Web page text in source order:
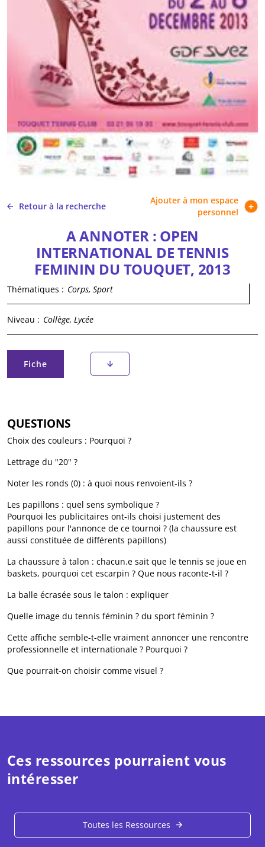
Retour à la recherche
Ajouter à mon espace
personnel
A ANNOTER : OPEN
INTERNATIONAL DE TENNIS
FEMININ DU TOUQUET, 2013
Thématiques : Corps, Sport
Niveau : Collège, Lycée
Onglets principaux
Fiche
(onglet actif)
QUESTIONS
Choix des couleurs : Pourquoi ?
Lettrage du "20" ?
Noter les ronds (0) : à quoi nous renvoient-ils ?
Les papillons : quel sens symbolique ?
Pourquoi les publicitaires ont-ils choisi justement des
papillons pour l'annonce de ce tournoi ? (la chaussure est
aussi constituée de différents papillons)
La chaussure à talon : chacun.e sait que le tennis se joue en
baskets, pourquoi cet escarpin ? Que nous raconte-t-il ?
La balle écrasée sous le talon : expliquer
Quelle image du tennis féminin ? du sport féminin ?
Cette affiche semble-t-elle vraiment annoncer une rencontre
professionnelle et internationale ? Pourquoi ?
Que pourrait-on choisir comme visuel ?
Ces ressources pourraient vous
intéresser
Toutes les Ressources